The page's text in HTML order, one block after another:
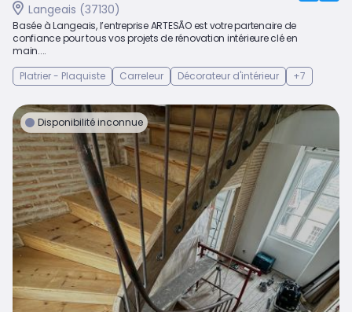
Langeais (37130)
Basée à Langeais, l’entreprise ARTESÃO est votre partenaire de
confiance pour tous vos projets de rénovation intérieure clé en
main....
Platrier - Plaquiste
Carreleur Décorateur d'intérieur +7
Disponibilité inconnue